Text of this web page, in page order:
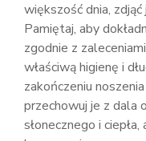
większość dnia,
Pamiętaj, aby
zgodnie z
właściwą higienę i
zakończeniu
przechowuj je z dala
słonecznego i